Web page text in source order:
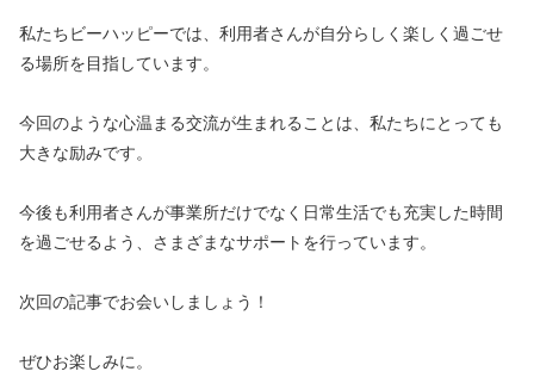
私たちビーハッピーでは、利用者さんが自分らしく楽しく過ごせ
る場所を目指しています。
今回のような心温まる交流が生まれることは、私たちにとっても
大きな励みです。
今後も利用者さんが事業所だけでなく日常生活でも充実した時間
を過ごせるよう、さまざまなサポートを行っています。
次回の記事でお会いしましょう！
ぜひお楽しみに。